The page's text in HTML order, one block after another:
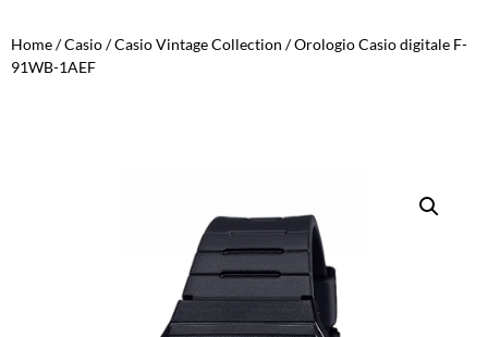
Home/Casio/Casio Vintage Collection / Orologio Casio digitale F-
91WB-1AEF